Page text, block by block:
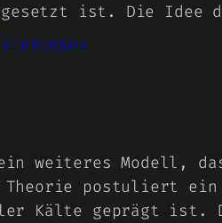
ist. Die Idee
weiteres Modell,
postuliert ein
Kälte geprägt